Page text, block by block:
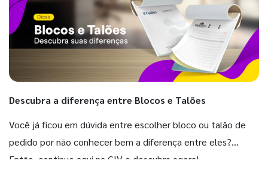
Descubra a diferença entre Blocos e Talões
Você já ficou em dúvida entre escolher bloco ou talão de
pedido por não conhecer bem a diferença entre eles?
Então, continue aqui na GIV e descubra agora!